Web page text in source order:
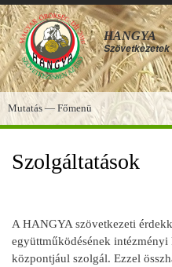
HANGYA
Szövetkezetek
Főmenü
Mutatás — Főmenü
Szolgáltatások
A HANGYA szövetkezeti
együttműködésének
központjául szolgál. Ezzel